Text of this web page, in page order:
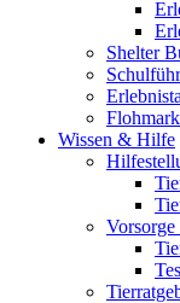
Shelter
Wissen & Hilfe